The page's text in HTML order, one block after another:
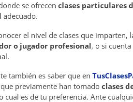
se ofrecen clases particulares
adecuado.
el nivel de clases que
o jugador profesional, o si
también es saber que en
previamente han tomado clases
cual es de tu preferencia. Ante